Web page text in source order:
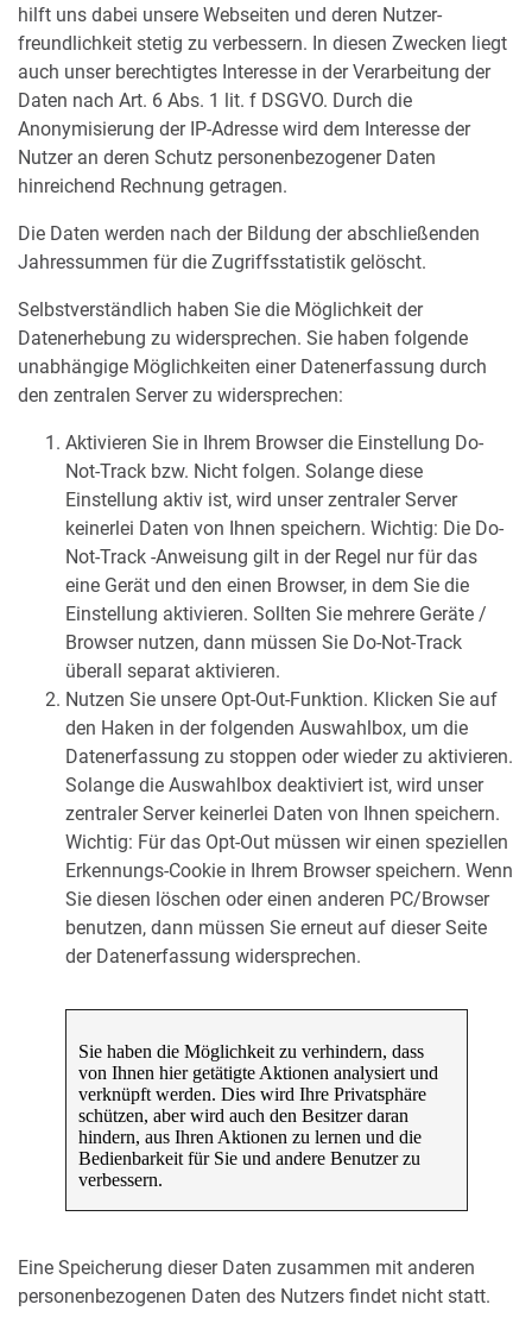
hilft uns dabei unsere Webseiten und deren Nutzer­
freundlichkeit stetig zu verbessern. In diesen Zwecken liegt
auch unser berechtigtes Interesse in der Verarbeitung der
Daten nach Art. 6 Abs. 1 lit. f DSGVO. Durch die
Anonymisierung der IP-Adresse wird dem Interesse der
Nutzer an deren Schutz personenbezogener Daten
hinreichend Rechnung getragen.
Die Daten werden nach der Bildung der abschließenden
Jahressummen für die Zugriffsstatistik gelöscht.
Selbstverständlich haben Sie die Möglichkeit der
Datenerhebung zu widersprechen. Sie haben folgende
unabhängige Möglichkeiten einer Datenerfassung durch
den zentralen Server zu widersprechen:
Aktivieren Sie in Ihrem Browser die Einstellung Do-
Not-Track bzw. Nicht folgen. Solange diese
Einstellung aktiv ist, wird unser zentraler Server
keinerlei Daten von Ihnen speichern. Wichtig: Die Do-
Not-Track -Anweisung gilt in der Regel nur für das
eine Gerät und den einen Browser, in dem Sie die
Einstellung aktivieren. Sollten Sie mehrere Geräte /
Browser nutzen, dann müssen Sie Do-Not-Track
überall separat aktivieren.
Nutzen Sie unsere Opt-Out-Funktion. Klicken Sie auf
den Haken in der folgenden Auswahlbox, um die
Datenerfassung zu stoppen oder wieder zu aktivieren.
Solange die Auswahlbox deaktiviert ist, wird unser
zentraler Server keinerlei Daten von Ihnen speichern.
Wichtig: Für das Opt-Out müssen wir einen speziellen
Erkennungs-Cookie in Ihrem Browser speichern. Wenn
Sie diesen löschen oder einen anderen PC/Browser
benutzen, dann müssen Sie erneut auf dieser Seite
der Datenerfassung widersprechen.
Eine Speicherung dieser Daten zusammen mit anderen
personenbezogenen Daten des Nutzers findet nicht statt.